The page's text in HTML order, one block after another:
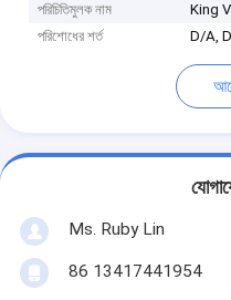
পরিচিতিমুলক নাম
King
পরিশোধের শর্ত
D/A,
Ms. Ruby Lin
86 13417441954